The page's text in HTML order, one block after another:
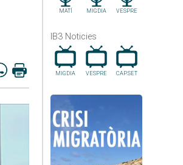
MATÍ MIGDIA VESPRE
IB3 Noticies
MIGDIA VESPRE CAP.SET